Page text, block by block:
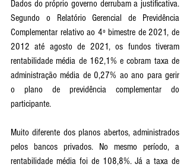
Dados do próprio governo derrubam a justificativa.
Segundo o Relatório Gerencial de Previdência
Complementar relativo ao 4º bimestre de 2021, de
2012 até agosto de 2021, os fundos tiveram
rentabilidade média de 162,1% e cobram taxa de
administração média de 0,27% ao ano para gerir
o plano de previdência complementar do
participante.
Muito diferente dos planos abertos, administrados
pelos bancos privados. No mesmo período, a
rentabilidade média foi de 108,8%. Já a taxa de